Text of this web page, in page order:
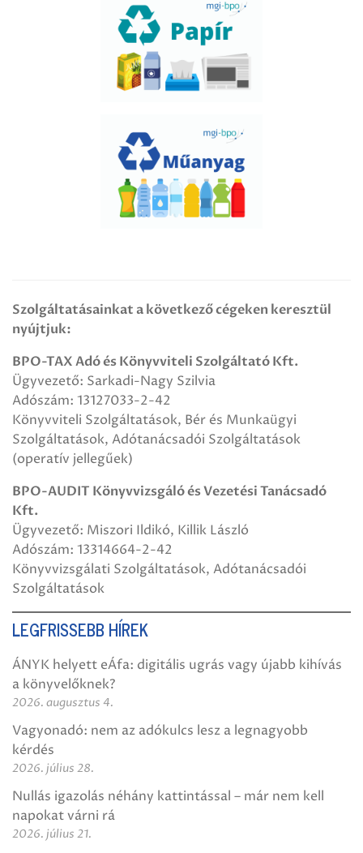
Szolgáltatásainkat a következő cégeken keresztül
nyújtjuk:
BPO-TAX Adó és Könyvviteli Szolgáltató Kft.
Ügyvezető: Sarkadi-Nagy Szilvia
Adószám: 13127033-2-42
Könyvviteli Szolgáltatások, Bér és Munkaügyi
Szolgáltatások, Adótanácsadói Szolgáltatások
(operatív jellegűek)
BPO-AUDIT Könyvvizsgáló és Vezetési Tanácsadó
Kft.
Ügyvezető: Miszori Ildikó, Killik László
Adószám: 13314664-2-42
Könyvvizsgálati Szolgáltatások, Adótanácsadói
Szolgáltatások
LEGFRISSEBB HÍREK
ÁNYK helyett eÁfa: digitális ugrás vagy újabb kihívás
a könyvelőknek?
2026. augusztus 4.
Vagyonadó: nem az adókulcs lesz a legnagyobb
kérdés
2026. július 28.
Nullás igazolás néhány kattintással – már nem kell
napokat várni rá
2026. július 21.